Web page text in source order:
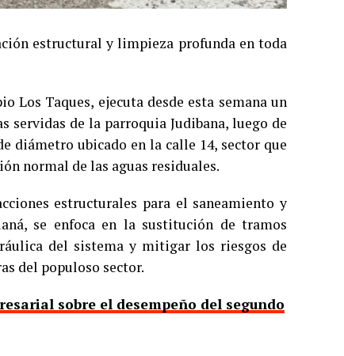
estructural y limpieza profunda en toda
Taques, ejecuta desde esta semana un
servidas de la parroquia Judibana, luego de
diámetro ubicado en la calle 14, sector que
normal de las aguas residuales.
estructurales para el saneamiento y
se enfoca en la sustitución de tramos
del sistema y mitigar los riesgos de
del populoso sector.
sobre el desempeño del segundo